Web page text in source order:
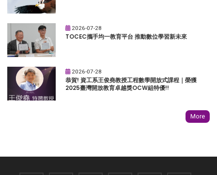
2026-07-28
TOCEC攜手均一教育平台 推動數位學習新未來
2026-07-28
恭賀! 資工系王俊堯教授工程數學開放式課程｜榮獲
2025臺灣開放教育卓越獎OCW組特優!!
More